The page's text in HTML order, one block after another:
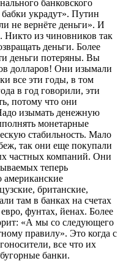
банковского
бабки украдут». Путин
не вернёте деньги». И
Никто из чиновников так
деньги. Более
деньги потеряны. Вы
долларов! Они изымали
все эти годы, в том
в год говорили, эти
потому что они
изымать денежную
монетарные
стабильность. Мало
так они еще покупали
частных компаний. Они
теперь
американские
британские,
там в банках на счетах
фунтах, йенах. Более
«А мы со следующего
правилу». Это когда с
все что их
банки.